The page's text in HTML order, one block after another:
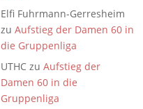
Elfi Fuhrmann-Gerresheim
zuAufstieg der Damen 60 in
die Gruppenliga
UTHC zuAufstieg der
Damen 60 in die
Gruppenliga